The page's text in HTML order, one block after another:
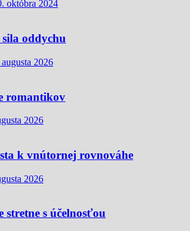
októbra 2024
sila oddychu
augusta 2026
romantikov
2026
k vnútornej rovnováhe
2026
stretne s účelnosťou